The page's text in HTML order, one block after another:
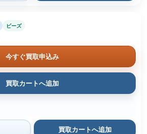
ビーズ
今すぐ買取申込み
買取カートへ追加
買取カートへ追加